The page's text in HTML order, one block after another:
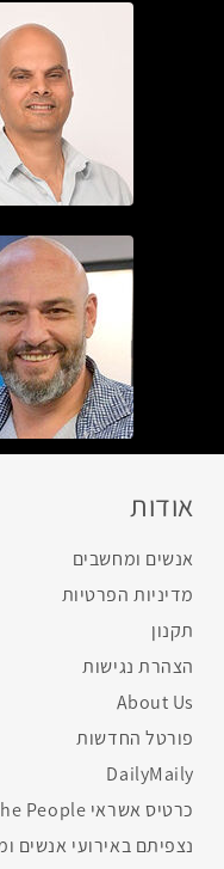
אודות
אנשים ומחשבים
מדיניות הפרטיות
תקנון
הצהרת נגישות
About Us
פורטל החדשות
DailyMaily
כרטיס אשראי AMEX - The People
נצפיתם באירועי אנשים